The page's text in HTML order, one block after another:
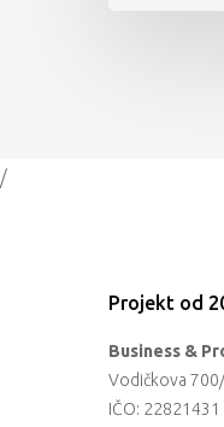
/
Projekt od
Business &
Vodičkova
IČO: 22821431